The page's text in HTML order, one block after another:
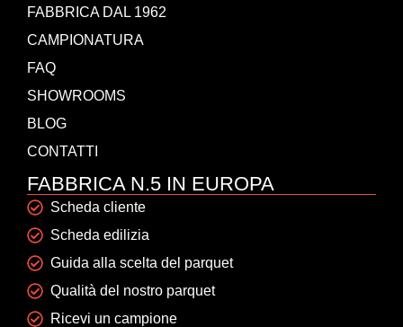
FABBRICA DAL 1962
CAMPIONATURA
FAQ
SHOWROOMS
BLOG
CONTATTI
FABBRICA N.5 IN EUROPA
Scheda cliente
Scheda edilizia
Guida alla scelta del parquet
Qualità del nostro parquet
Ricevi un campione